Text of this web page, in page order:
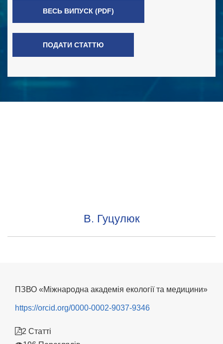
ВЕСЬ ВИПУСК (PDF)
ПОДАТИ СТАТТЮ
В. Гуцулюк
ПЗВО «Міжнародна академія екології та медицини»
https://orcid.org/0000-0002-9037-9346
2 Статті